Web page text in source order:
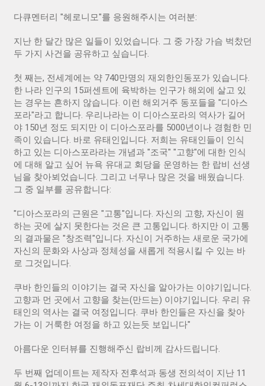
다큐멘터리 "헤로니모"를 응원해주시는 여러분:
지난 한 달간 많은 일들이 있었습니다. 그 중 가장 가슴 벅찼던
두 가지 사건을 공유하고 싶습니다.
첫 째는, 전세계에는 약 740만명의 재외한인동포가 있습니다.
한 나라 인구의 15퍼센트에 육박하는 인구가 해외에 살고 있
는 경우는 흔하지 않습니다. 이런 해외거주 동포들을 "디아스
포라"라고 합니다. 우리나라는 이 디아스포라의 역사가 길어
야 150년 정도 되지만 이 디아스포라를 5000년이나 경험한 민
족이 있습니다. 바로 유태인입니다. 저희는 유태인들이 인식
하고 있는 디아스포라라는 개념과 "조국" "고향"에 대한 인식
에 대해 알고 싶어 뉴욕 유대교 회당을 운영하는 한 랍비 선생
님을 찾아뵈었습니다. 그리고 너무나 많은 것을 배웠습니다.
그 중 일부를 공유합니다:
"디아스포라의 근원은 "고통"입니다. 자신의 고향, 자신이 원
하는 곳에 살지 못한다는 것은 큰 고통입니다. 하지만 이 고통
의 결과물은 "창조력"입니다. 자신이 거주하는 새로운 국가에
자신의 문화와 사상과 정체성을 새롭게 적용시킬 수 있는 바
로 그것입니다.
쿠바 한인들의 이야기는 결국 자신을 알아가는 이야기입니다.
고향과 먼 곳에서 고향을 찾는(만드는) 이야기입니다. 우리 유
태인의 역사는 결국 여정입니다. 쿠바 한인들은 자신을 찾아
가는 이 거룩한 여정을 하고 있는듯 보입니다"
아름다운 인터뷰를 진행해주신 랍비께 감사드립니다.
두 번째 업데이트는 제작자 전후석과 동생 전의석이 지난 11